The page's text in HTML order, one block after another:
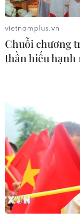
Apple ra mắt
nhưng không
15/09/2020 23:31
Loạt sản phẩm
đồng hồ thông
Series 6, và máy
vietnamplus.vn
Chuỗi chương
thần hiếu hạnh